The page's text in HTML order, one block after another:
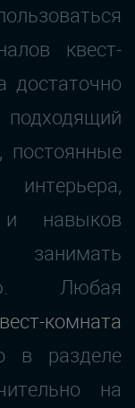
квест-
достаточно
подходящий
навыков
Любая
комната
в разделе
на